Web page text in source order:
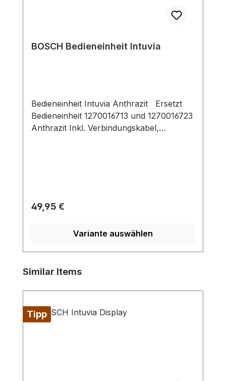
BOSCH Bedieneinheit Intuvia
Bedieneinheit Intuvia Anthrazit Ersetzt
Bedieneinheit 1270016713 und 1270016723
Anthrazit Inkl. Verbindungskabel,
Regulärer Preis:
49,95 €
Variante auswählen
Produktgalerie überspringen
Similar Items
Tipp